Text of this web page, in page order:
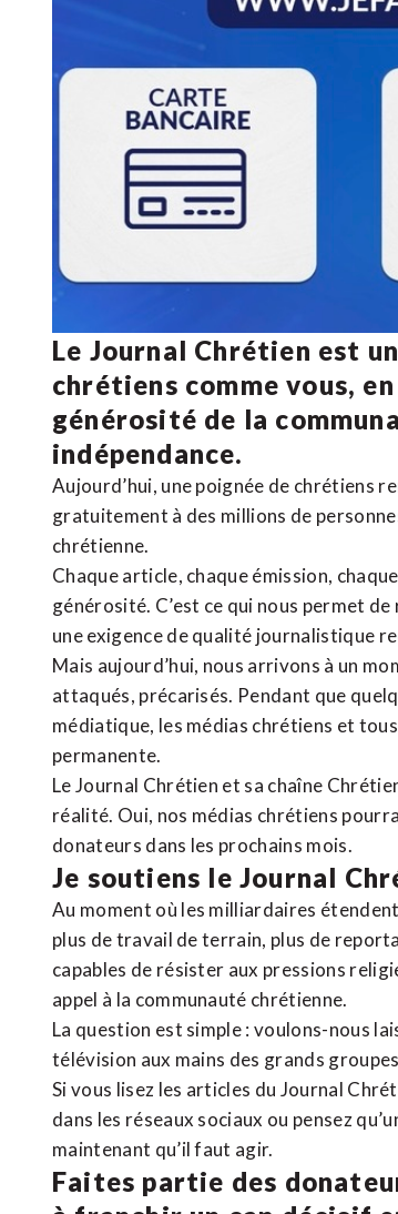
Le Journal Chrétien est
chrétiens comme vous,
générosité de la
indépendance.
Aujourd’hui, une poignée de chrétiens
gratuitement à des millions de
chrétienne.
Chaque article, chaque émission,
générosité. C’est ce qui nous permet
une exigence de qualité journalistique
Mais aujourd’hui, nous arrivons à un
attaqués, précarisés. Pendant que
médiatique, les médias chrétiens et
permanente.
Le Journal Chrétien et sa chaîne
réalité. Oui, nos médias chrétiens
donateurs dans les prochains mois.
Je soutiens le Journal
Au moment où les milliardaires
plus de travail de terrain, plus de
capables de résister aux pressions
appel à la communauté chrétienne.
La question est simple : voulons-nous
télévision aux mains des grands
Si vous lisez les articles du Journal
dans les réseaux sociaux ou pensez
maintenant qu’il faut agir.
Faites partie des